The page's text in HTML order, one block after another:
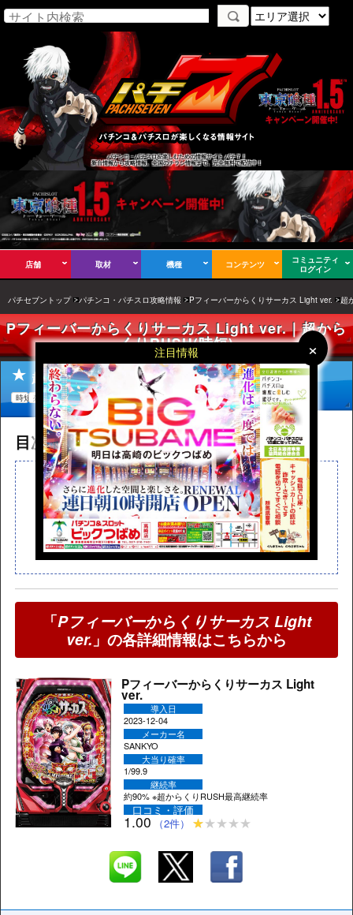
×
×
注目情報
パチンコ・パチスロを楽しむための情報サイト パチ７！
新台情報から攻略情報、全国のチラシ情報まで、完全無料で配信中！
店舗 取材 機種 コンテンツ
コミュニティ
ログイン
パチセブントップ パチンコ・パチスロ攻略情報 Pフィーバーからくりサーカス Light ver. 超
Pフィーバーからくりサーカス Light ver.｜超から
くりRUSH(時短)
超からくりRUSH(時短)
時短 残保留ゲーム性予告 リーチ信頼度
目次 読みたいところまで飛べます
超からくりRUSH概要
超からくりRUSH中の予告
超からくりRUSH中のリーチ
「Pフィーバーからくりサーカス Light
ver. 」の各詳細情報はこちらから
Pフィーバーからくりサーカス Light
ver.
導入日
2023-12-04
メーカー名
SANKYO
大当り確率
1/99.9
継続率
約90% ※超からくりRUSH最高継続率
口コミ・評価
1.00 （2件）